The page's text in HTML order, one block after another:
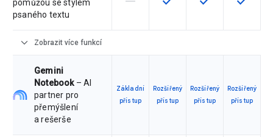
pomůžou se stylem
psaného textu
expand_more Zobrazit více funkcí
Gemini
Notebook– AI
partner pro
přemýšlení
a rešerše
Základní
přístup
Rozšířený
přístup
Rozšířený
přístup
Rozšířený
přístup